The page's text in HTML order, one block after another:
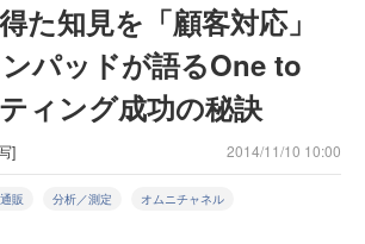
た知見を「顧客対応」
パッドが語るOne to
ィング成功の秘訣
] 2014/11/10 10:00
販 分析／測定 オムニチャネル